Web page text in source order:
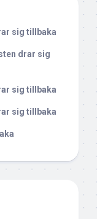
sig tillbaka
drar sig
sig tillbaka
sig tillbaka